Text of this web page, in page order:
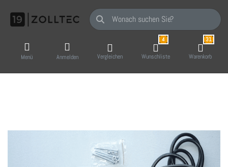
Geben Sie einen Suchbegriff ein. Während
Menü Anmelden Vergleichen
4
Wunschliste
31
Warenkorb